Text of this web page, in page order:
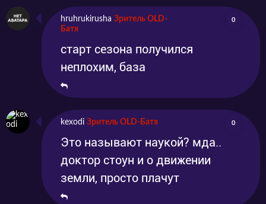
hruhrukirusha Зритель OLD-
Батя
0
старт сезона получился
неплохим, база
kexodi Зритель OLD-Батя 0
Это называют наукой? мда..
доктор стоун и о движении
земли, просто плачут